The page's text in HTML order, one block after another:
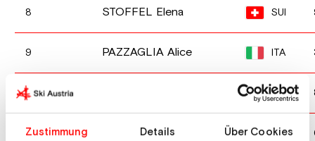
Zustimmung Details Über Cookies
8 STOFFEL Elena SUI
9 PAZZAGLIA Alice ITA
10 SLO
11 LOEVBLOM Hilma SWE